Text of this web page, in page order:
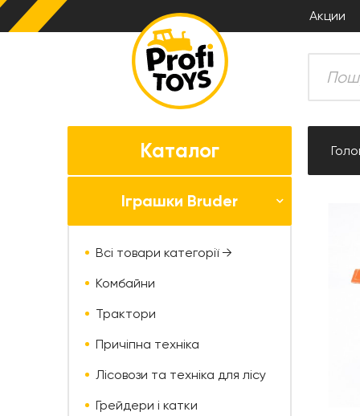
Акции
Каталог
Іграшки Bruder
Всі товари категорії →
Комбайни
Трактори
Причіпна техніка
Лісовози та техніка для лісу
Грейдери і катки